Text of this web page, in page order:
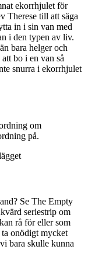
ekorrhjulet för
Therese till att säga
in i sin van med
i den typen av liv.
bara helger och
bo i en van så
snurra i ekorrhjulet
om
på.
Se The Empty
seriestrip om
rå för eller som
ta onödigt mycket
bara skulle kunna